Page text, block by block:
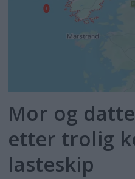
Mor og
etter trolig
lasteskip